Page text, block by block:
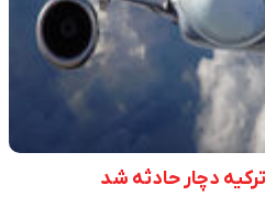
دچار حادثه شد